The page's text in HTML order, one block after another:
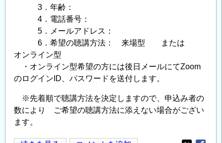
3．年齢：
4．電話番号：
5．メールアドレス：
6．希望の聴講方法： 来場型 または
オンライン型
・オンライン型希望の方には後日メールにてZoom
のログインID、パスワードを送付します。
※先着順で聴講方法を決定しますので、申込み者の
数により ご希望の聴講方法に添えない場合がござい
ます。